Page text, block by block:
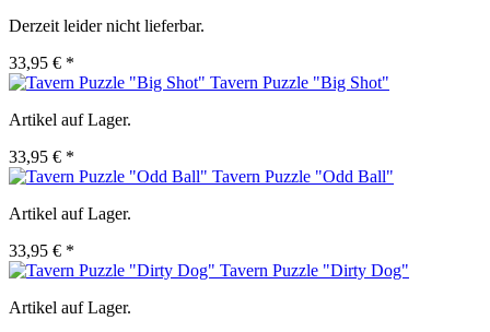
Derzeit leider nicht lieferbar.
33,95 € *
Tavern Puzzle "Big Shot"
Artikel auf Lager.
33,95 € *
Tavern Puzzle "Odd Ball"
Artikel auf Lager.
33,95 € *
Tavern Puzzle "Dirty Dog"
Artikel auf Lager.